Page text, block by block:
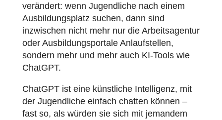
verändert: wenn Jugendliche nach einem
Ausbildungsplatz suchen, dann sind
inzwischen nicht mehr nur die Arbeitsagentur
oder Ausbildungsportale Anlaufstellen,
sondern mehr und mehr auch KI-Tools wie
ChatGPT.
ChatGPT ist eine künstliche Intelligenz, mit
der Jugendliche einfach chatten können –
fast so, als würden sie sich mit jemandem